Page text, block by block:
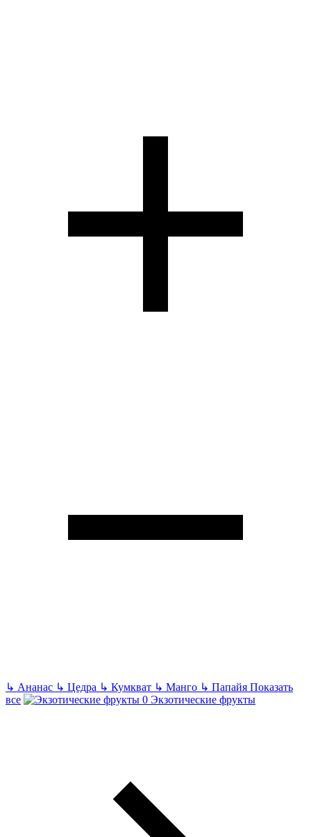
↳ Ананас ↳ Цедра ↳ Кумкват ↳ Манго ↳ Папайя Показать
все
Экзотические фрукты